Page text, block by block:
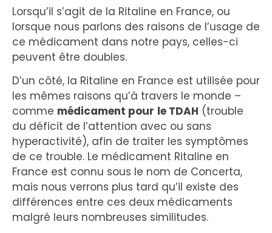
Lorsqu’il s’agit de la Ritaline en France, ou
lorsque nous parlons des raisons de l’usage de
ce médicament dans notre pays, celles-ci
peuvent être doubles.
D’un côté, la Ritaline en France est utilisée pour
les mêmes raisons qu’à travers le monde –
comme médicament pour le TDAH (trouble
du déficit de l’attention avec ou sans
hyperactivité), afin de traiter les symptômes
de ce trouble. Le médicament Ritaline en
France est connu sous le nom de Concerta,
mais nous verrons plus tard qu’il existe des
différences entre ces deux médicaments
malgré leurs nombreuses similitudes.